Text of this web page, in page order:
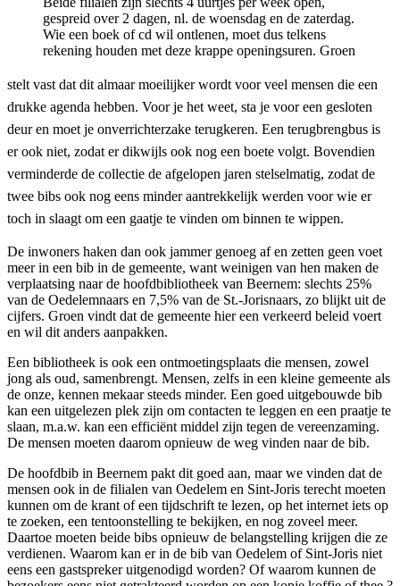
gespreid over 2 dagen, nl. de woensdag en de zaterdag.
Wie een boek of cd wil ontlenen, moet dus telkens
rekening houden met deze krappe openingsuren. Groen
steltvastdat dit almaar moeilijker wordt voor veel mensen die een
drukke agenda hebben. Voorje het weet, sta je voor een gesloten
deuren moetje onverrichterzake terugkeren. Een terugbrengbus is
er ook niet, zodat er dikwijls ook nog een boete volgt. Bovendien
verminderde de collectie de afgelopen jaren stelselmatig, zodatde
twee bibs ook nog eens minderaantrekkelijk werden voor wie er
toch in slaagt om een gaatje te vinden om binnen te wippen.
De inwoners haken dan ook jammer genoeg af en zetten geen voet
meer in een bib in de gemeente, want weinigen van hen maken de
verplaatsing naar de hoofdbibliotheek van Beernem: slechts 25%
van de Oedelemnaars en 7,5% van de St.-Jorisnaars, zo blijkt uit de
cijfers. Groen vindt dat de gemeente hier een verkeerd beleid voert
en wil dit anders aanpakken.
Een bibliotheek is ook een ontmoetingsplaats die mensen, zowel
jong als oud, samenbrengt. Mensen, zelfs in een kleine gemeente als
de onze, kennen mekaar steeds minder. Een goed uitgebouwde bib
kan een uitgelezen plek zijn om contacten te leggen en een praatje te
slaan, m.a.w. kan een efficiënt middel zijn tegen de vereenzaming.
De mensen moeten daarom opnieuw de weg vinden naar de bib.
De hoofdbib in Beernem pakt dit goed aan, maar we vinden dat de
mensen ook in de filialen van Oedelem en Sint-Joris terecht moeten
kunnen om de krant of een tijdschrift te lezen, op het internet iets op
te zoeken, een tentoonstelling te bekijken, en nog zoveel meer.
Daartoe moeten beide bibs opnieuw de belangstelling krijgen die ze
verdienen. Waarom kan er in de bib van Oedelem of Sint-Joris niet
eens een gastspreker uitgenodigd worden? Of waarom kunnen de